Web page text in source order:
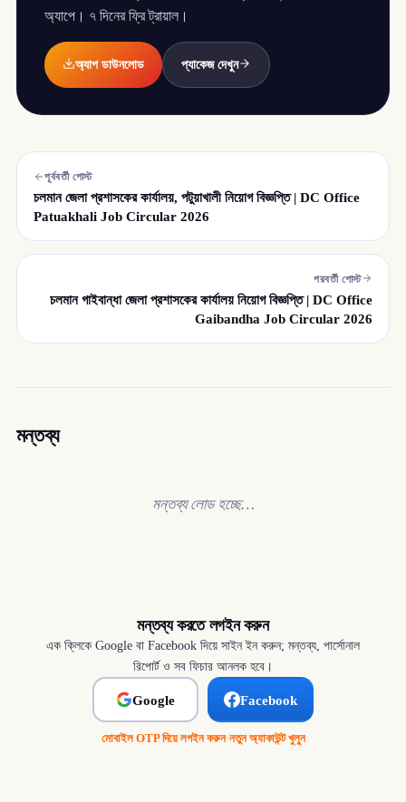
অ্যাপে। ৭ দিনের ফ্রি ট্রায়াল।
অ্যাপ ডাউনলোড প্যাকেজ দেখুন
পূর্ববর্তী পোস্ট
চলমান জেলা প্রশাসকের কার্যালয়, পটুয়াখালী নিয়োগ বিজ্ঞপ্তি | DC Office
Patuakhali Job Circular 2026
পরবর্তী পোস্ট
চলমান গাইবান্ধা জেলা প্রশাসকের কার্যালয় নিয়োগ বিজ্ঞপ্তি | DC Office
Gaibandha Job Circular 2026
মন্তব্য
মন্তব্য লোড হচ্ছে…
মন্তব্য করতে লগইন করুন
এক ক্লিকে Google বা Facebook দিয়ে সাইন ইন করুন; মন্তব্য, পার্সোনাল
রিপোর্ট ও সব ফিচার আনলক হবে।
Google Facebook
মোবাইল OTP দিয়ে লগইন করুন·নতুন অ্যাকাউন্ট খুলুন